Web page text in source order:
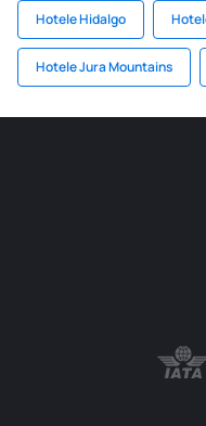
Hotele Hidalgo
Hotele Jura Mountains